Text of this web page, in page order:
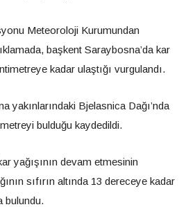
Meteoroloji Kurumundan
başkent Saraybosna’da kar
kadar ulaştığı vurgulandı.
yakınlarındaki Bjelasnica Dağı’nda
bulduğu kaydedildi.
yağışının devam etmesinin
sıfırın altında 13 dereceye kadar
bulundu.